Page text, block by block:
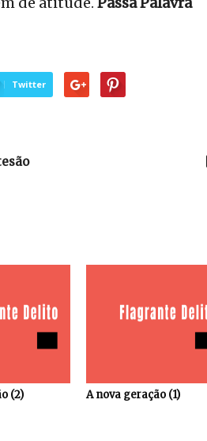
Twitter
(2) A nova geração (1)